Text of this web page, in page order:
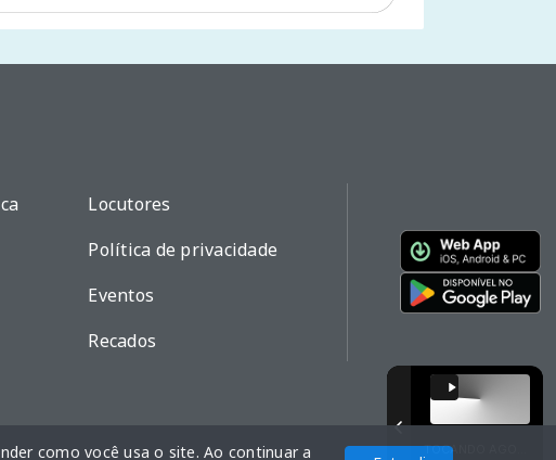
Locutores
Política de privacidade
Eventos
Recados
Com a tecnologia
como você usa o site. Ao continuar a